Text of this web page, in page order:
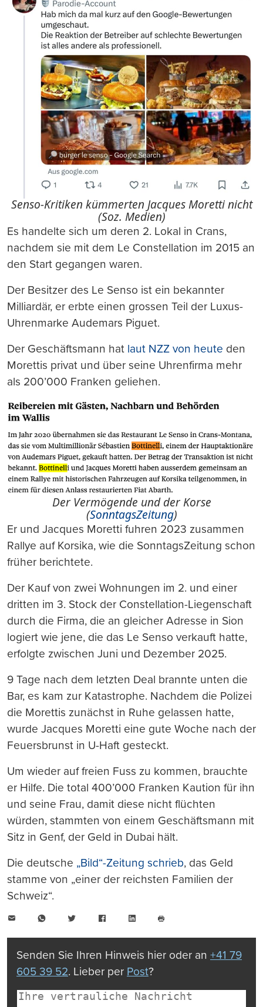
Senso-Kritiken kümmerten Jacques Moretti nicht
(Soz. Medien)
Es handelte sich um deren 2. Lokal in Crans,
nachdem sie mit dem Le Constellation im 2015 an
den Start gegangen waren.
Der Besitzer des Le Senso ist ein bekannter
Milliardär, er erbte einen grossen Teil der Luxus-
Uhrenmarke Audemars Piguet.
Der Geschäftsmann hat laut NZZ von heute den
Morettis privat und über seine Uhrenfirma mehr
als 200’000 Franken geliehen.
Der Vermögende und der Korse
(SonntagsZeitung)
Er und Jacques Moretti fuhren 2023 zusammen
Rallye auf Korsika, wie die SonntagsZeitung schon
früher berichtete.
Der Kauf von zwei Wohnungen im 2. und einer
dritten im 3. Stock der Constellation-Liegenschaft
durch die Firma, die an gleicher Adresse in Sion
logiert wie jene, die das Le Senso verkauft hatte,
erfolgte zwischen Juni und Dezember 2025.
9 Tage nach dem letzten Deal brannte unten die
Bar, es kam zur Katastrophe. Nachdem die Polizei
die Morettis zunächst in Ruhe gelassen hatte,
wurde Jacques Moretti eine gute Woche nach der
Feuersbrunst in U-Haft gesteckt.
Um wieder auf freien Fuss zu kommen, brauchte
er Hilfe. Die total 400’000 Franken Kaution für ihn
und seine Frau, damit diese nicht flüchten
würden, stammten von einem Geschäftsmann mit
Sitz in Genf, der Geld in Dubai hält.
Die deutsche „Bild“-Zeitung schrieb, das Geld
stamme von „einer der reichsten Familien der
Schweiz“.
WhatsAppTwitter FacebookLinkedIn
drucken
Senden Sie Ihren Hinweis hier oder an +41 79
605 39 52. Lieber per Post?